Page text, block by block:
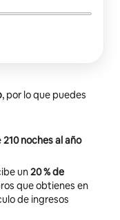
, por lo que puedes
210 noches al año
un20 % de
que obtienes en
de ingresos